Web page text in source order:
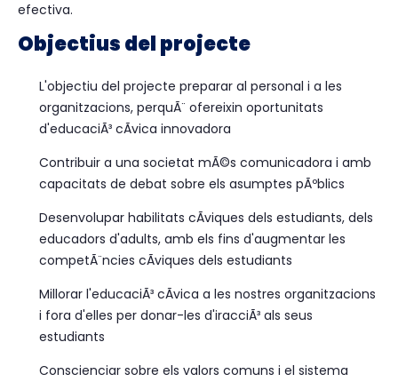
efectiva.
Objectius del projecte
L'objectiu del projecte preparar al personal i a les
organitzacions, perquÃ¨ ofereixin oportunitats
d'educaciÃ³ cÃ­vica innovadora
Contribuir a una societat mÃ©s comunicadora i amb
capacitats de debat sobre els asumptes pÃºblics
Desenvolupar habilitats cÃ­viques dels estudiants, dels
educadors d'adults, amb els fins d'augmentar les
competÃ¨ncies cÃ­viques dels estudiants
Millorar l'educaciÃ³ cÃ­vica a les nostres organitzacions
i fora d'elles per donar-les d'iracciÃ³ als seus
estudiants
Conscienciar sobre els valors comuns i el sistema